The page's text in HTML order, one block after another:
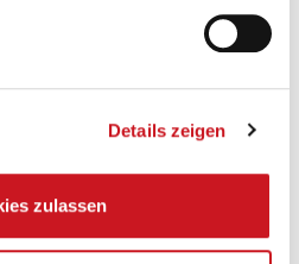
Details zeigen
zulassen
der verwendeten Farben ab.
desto weniger
Farben und Lacken im Freien sollte
mit Pinsel oder Rolle oder
nach der Verwendung nicht unter
werden, denn so können Farbreste
sollten nie über die Kanalisation
lässt man Farbreste im Behälter